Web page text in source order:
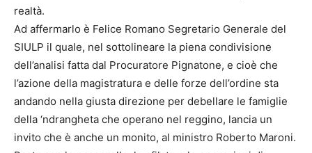
realtà.
Ad affermarlo è Felice Romano Segretario Generale del
SIULP il quale, nel sottolineare la piena condivisione
dell’analisi fatta dal Procuratore Pignatone, e cioè che
l’azione della magistratura e delle forze dell’ordine sta
andando nella giusta direzione per debellare le famiglie
della ‘ndrangheta che operano nel reggino, lancia un
invito che è anche un monito, al ministro Roberto Maroni.